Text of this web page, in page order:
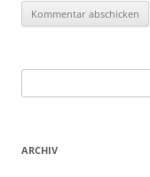
nach:
ARCHIV